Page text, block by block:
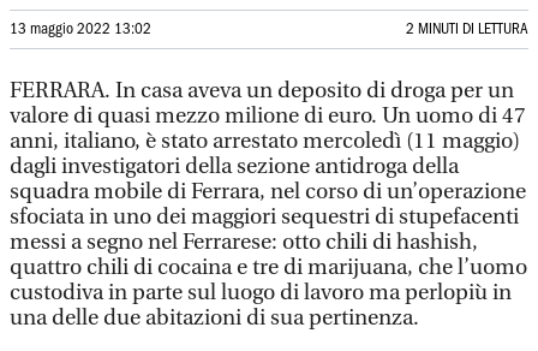
13 maggio 2022 13:02 2 MINUTI DI LETTURA
FERRARA. In casa aveva un deposito di droga per un
valore di quasi mezzo milione di euro. Un uomo di 47
anni, italiano, è stato arrestato mercoledì (11 maggio)
dagli investigatori della sezione antidroga della
squadra mobile di Ferrara, nel corso di un’operazione
sfociata in uno dei maggiori sequestri di stupefacenti
messi a segno nel Ferrarese: otto chili di hashish,
quattro chili di cocaina e tre di marijuana, che l’uomo
custodiva in parte sul luogo di lavoro ma perlopiù in
una delle due abitazioni di sua pertinenza.